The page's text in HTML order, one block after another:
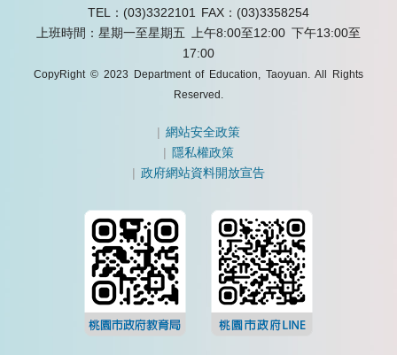
TEL：(03)3322101
FAX：(03)3358254
上班時間：星期一至星期五 上午8:00至12:00 下午13:00至
17:00
CopyRight © 2023 Department of Education, Taoyuan. All Rights
Reserved.
|網站安全政策
| 隱私權政策
|政府網站資料開放宣告